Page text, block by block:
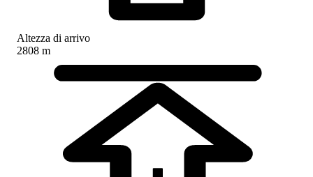
Altezza di arrivo
2808 m